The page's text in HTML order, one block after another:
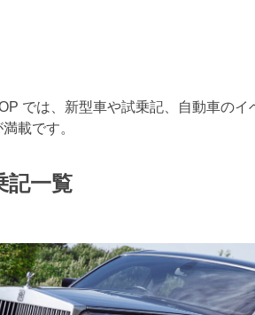
では、新型車や試乗記、自動車のイ
載です。
記一覧